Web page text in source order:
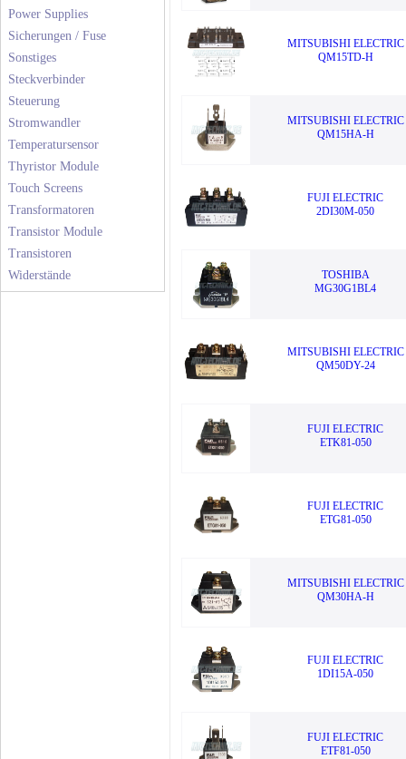
Power Supplies
Sicherungen / Fuse
Sonstiges
Steckverbinder
Steuerung
Stromwandler
Temperatursensor
Thyristor Module
Touch Screens
Transformatoren
Transistor Module
Transistoren
Widerstände
MITSUBISHI ELECTRIC
QM15TD-H
MITSUBISHI ELECTRIC
QM15HA-H
FUJI ELECTRIC
2DI30M-050
TOSHIBA
MG30G1BL4
MITSUBISHI ELECTRIC
QM50DY-24
FUJI ELECTRIC
ETK81-050
FUJI ELECTRIC
ETG81-050
MITSUBISHI ELECTRIC
QM30HA-H
FUJI ELECTRIC
1DI15A-050
FUJI ELECTRIC
ETF81-050